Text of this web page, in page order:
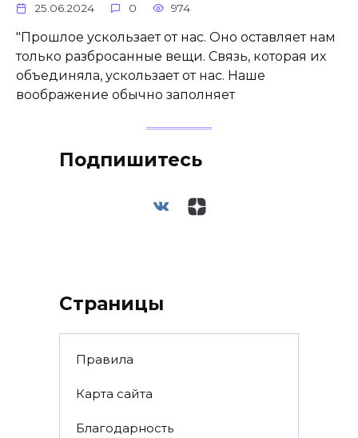
25.06.2024 0 974
"Прошлое ускользает от нас. Оно оставляет нам
только разбросанные вещи. Связь, которая их
объединяла, ускользает от нас. Наше
воображение обычно заполняет
Подпишитесь
Страницы
Правила
Карта сайта
Благодарность